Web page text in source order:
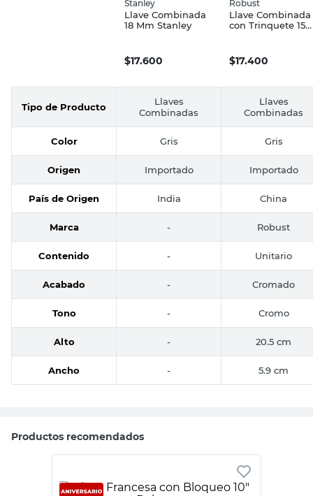
Stanley
Llave Combinada
18 Mm Stanley
$17.600
Robust
Llave Combinada
con Trinquete 15
$17.400
Tipo de Producto
Llaves
Combinadas
Llaves
Combinadas
Color Gris Gris
Origen Importado Importado
País de Origen India China
Marca - Robust
Contenido - Unitario
Acabado - Cromado
Tono - Cromo
Alto - 20.5 cm
Ancho - 5.9 cm
Productos recomendados